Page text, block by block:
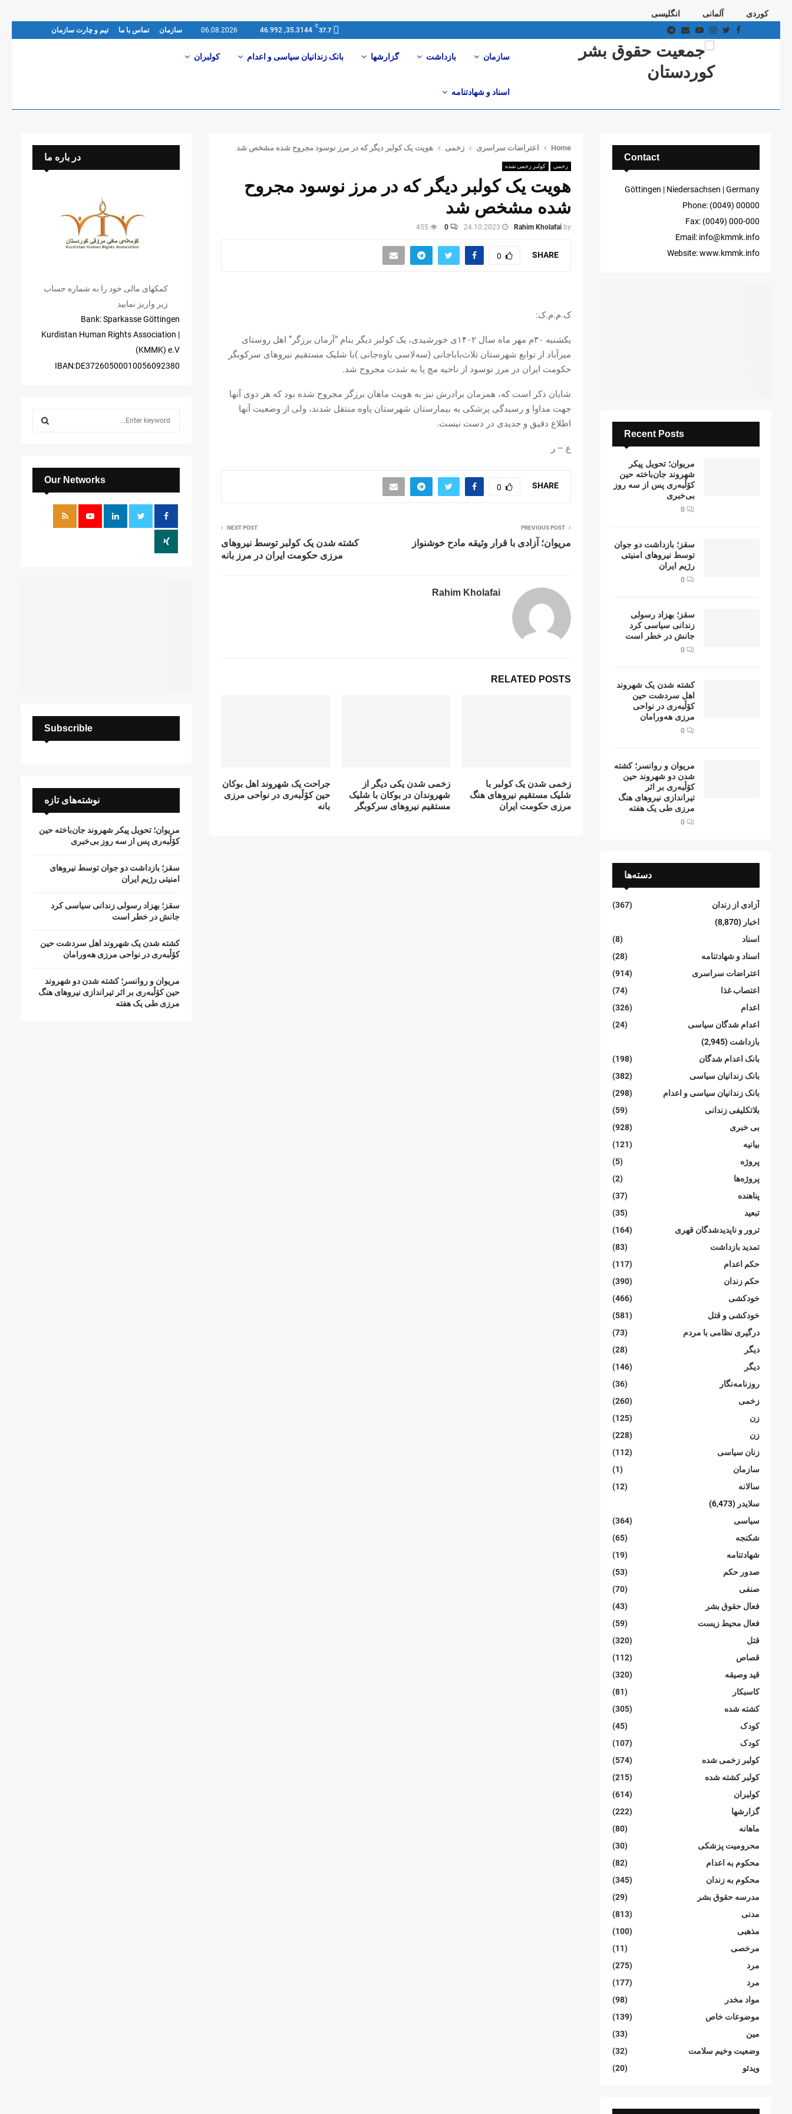
کوردی آلمانی
انگلیسی
Facebook
Twitter
Instagram
Youtube
Email
Telegram
37.7
C
35.3144, 46.992
06.08.2026 سازمان تماس با ما تیم و چارت سازمان
سازمان بازداشت گزارشها بانک زندانیان سیاسی و اعدام کولبران
اسناد و شهادتنامە
Home اعتراضات سراسری زخمی هویت یک کولبر دیگر که در مرز نوسود مجروح شده مشخص شد
زخمی کولبر زخمی شدە
هویت یک کولبر دیگر که در مرز نوسود مجروح
شده مشخص شد
by
Rahim Kholafai
24.10.2023
0
455
SHARE
0
ک.م.م.ک:
یکشنبه ٣٠م مهر ماه سال ۱۴۰۲ی خورشیدی، یک کولبر دیگر بنام “آرمان برزگر” اهل‌ روستای
میرآباد از توابع شهرستان ثلاث‌باباجانی (سەلاسی باوەجانی )با شلیک مستقیم نیروهای سرکوبگر
حکومت ایران در مرز نوسود از ناحیه مچ پا به شدت مجروح شد.
شایان ذکر است که، همزمان برادرش نیز به هویت ماهان برزگر مجروح شده بود که هر دوی آنها
جهت مداوا و رسیدگی پزشکی به‌ بیمارستان شهرستان پاوه منتقل شدند، ولی از وضعیت آنها
اطلاع دقیق ‌و جدیدی در دست نیست.
ع – ر
SHARE
0
PREVIOUS POST
مریوان؛ آزادی با قرار وثیقه مادح خوشنواز
NEXT POST
کشته شدن یک کولبر توسط نیروهای
مرزی حکومت ایران در مرز بانه
Rahim Kholafai
RELATED POSTS
زخمی شدن یک کولبر با
شلیک مستقیم نیروهای هنگ
مرزی حکومت ایران
زخمی شدن یکی دیگر از
شهروندان در بوکان با شلیک
مستقیم نیروهای سرکوبگر
جراحت یک شهروند اهل بوکان
حین کۆڵبەری در نواحی مرزی
بانە
Contact
Göttingen | Niedersachsen | Germany
Phone: (0049) 00000
Fax: (0049) 000-000
Email: info@kmmk.info
Website: www.kmmk.info
Recent Posts
مریوان؛ تحویل پیکر
شهروند جان‌باخته حین
کۆڵبەری پس از سە روز
بی‌خبری
0
سقز؛ بازداشت دو جوان
توسط نیروهای امنیتی
رژیم ایران
0
سقز؛ بهزاد رسولی
زندانی سیاسی کرد
جانش در خطر است
0
کشتە شدن یک شهروند
اهل سردشت حین
کۆڵبەری در نواحی
مرزی هەورامان
0
مریوان و روانسر؛ کشته
شدن دو شهروند حین
کۆڵبەری بر اثر
تیراندازی نیروهای هنگ
مرزی طی یک هفته
0
دسته‌ها
آزادی از زندان
(367)
اخبار (8,870)
اسناد
(8)
اسناد و شهادتنامە
(28)
اعتراضات سراسری
(914)
اعتصاب غذا
(74)
اعدام
(326)
اعدام شدگان سیاسی
(24)
بازداشت (2,945)
بانک اعدام شدگان
(198)
بانک زندانیان سیاسی
(382)
بانک زندانیان سیاسی و اعدام
(298)
بلاتکلیفی زندانی
(59)
بی خبری
(928)
بیانیە
(121)
پروژە
(5)
پروژەها
(2)
پناهنده
(37)
تبعید
(35)
ترور و ناپدیدشدگان قهری
(164)
تمدید بازداشت
(83)
حکم اعدام
(117)
حکم زندان
(390)
خودکشی
(466)
خودکشی و قتل
(581)
درگیری نظامی با مردم
(73)
دیگر
(28)
دیگر
(146)
روزنامەنگار
(36)
زخمی
(260)
زن
(125)
زن
(228)
زنان سیاسی
(112)
سازمان
(1)
سالانە
(12)
سلایدر (6,473)
سیاسی
(364)
شکنجە
(65)
شهادتنامە
(19)
صدور حکم
(53)
صنفی
(70)
فعال حقوق بشر
(43)
فعال محیط زیست
(59)
قتل
(320)
قصاص
(112)
قید وصیقه
(320)
کاسبکار
(81)
کشته شده
(305)
کودک
(45)
کودک
(107)
کولبر زخمی شدە
(574)
کولبر کشتە شدە
(215)
کولبران
(614)
گزارشها
(222)
ماهانە
(80)
محرومیت پزشکی
(30)
محکوم بە اعدام
(82)
محکوم بە زندان
(345)
مدرسە حقوق بشر
(29)
مدنی
(813)
مذهبی
(100)
مرخصی
(11)
مرد
(275)
مرد
(177)
مواد مخدر
(98)
موضوعات خاص
(139)
مین
(33)
وضعیت وخیم سلامت
(32)
ویدئو
(20)
در باره ما
کمکهای مالی خود را به شماره حساب
زیر واریز نمایید
Bank: Sparkasse Göttingen
| Kurdistan Human Rights Association
(KMMK) e.V
IBAN:DE37260500010056092380
E
A
Our Networks
Subscrible
نوشته‌های تازه
مریوان؛ تحویل پیکر شهروند جان‌باخته حین
کۆڵبەری پس از سە روز بی‌خبری
سقز؛ بازداشت دو جوان توسط نیروهای
امنیتی رژیم ایران
سقز؛ بهزاد رسولی زندانی سیاسی کرد
جانش در خطر است
کشتە شدن یک شهروند اهل سردشت حین
کۆڵبەری در نواحی مرزی هەورامان
مریوان و روانسر؛ کشته شدن دو شهروند
حین کۆڵبەری بر اثر تیراندازی نیروهای هنگ
مرزی طی یک هفته